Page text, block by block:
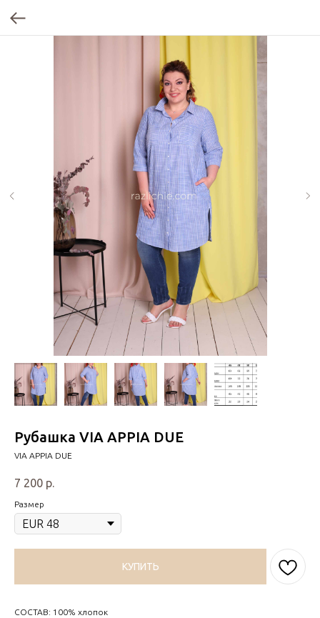
Рубашка VIA APPIA DUE
VIA APPIA DUE
7 200 р.
Размер
КУПИТЬ
СОСТАВ: 100% хлопок